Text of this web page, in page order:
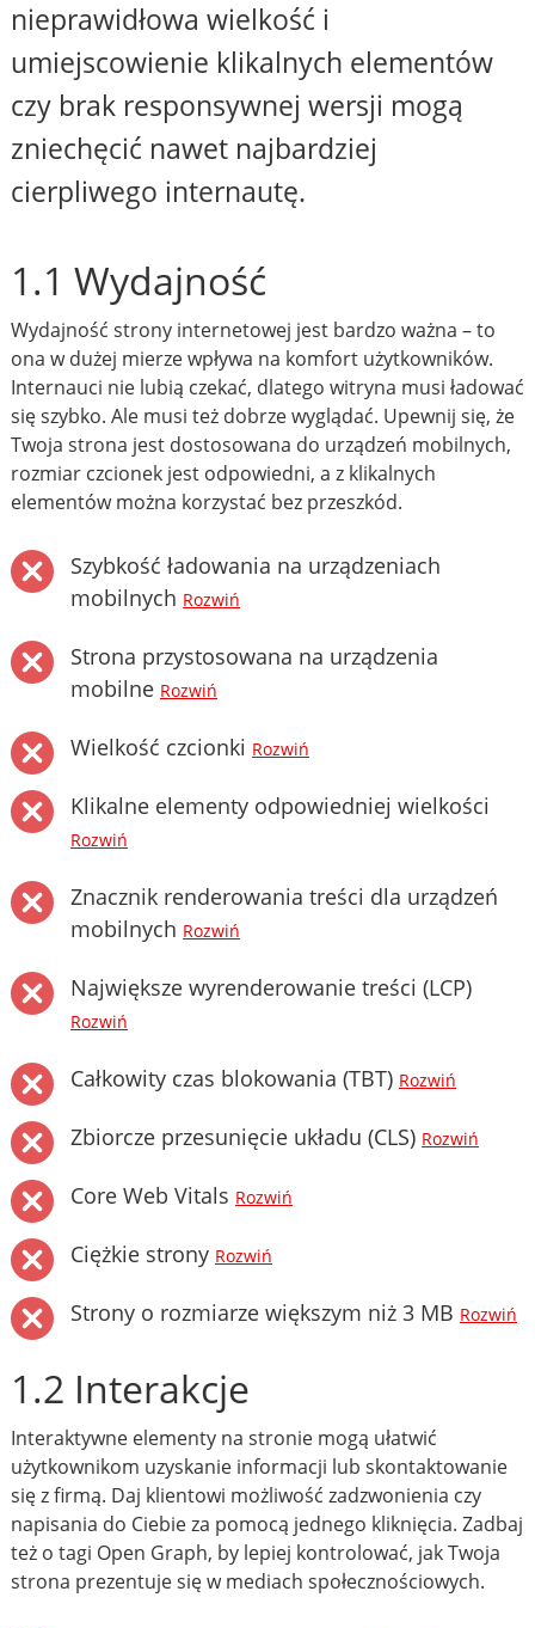
nieprawidłowa wielkość i
umiejscowienie klikalnych elementów
czy brak responsywnej wersji mogą
zniechęcić nawet najbardziej
cierpliwego internautę.
1.1 Wydajność
Wydajność strony internetowej jest bardzo ważna – to
ona w dużej mierze wpływa na komfort użytkowników.
Internauci nie lubią czekać, dlatego witryna musi ładować
się szybko. Ale musi też dobrze wyglądać. Upewnij się, że
Twoja strona jest dostosowana do urządzeń mobilnych,
rozmiar czcionek jest odpowiedni, a z klikalnych
elementów można korzystać bez przeszkód.
Szybkość ładowania na urządzeniach
mobilnych Rozwiń
Strona przystosowana na urządzenia
mobilne Rozwiń
Wielkość czcionki Rozwiń
Klikalne elementy odpowiedniej wielkości
Rozwiń
Znacznik renderowania treści dla urządzeń
mobilnych Rozwiń
Największe wyrenderowanie treści (LCP)
Rozwiń
Całkowity czas blokowania (TBT) Rozwiń
Zbiorcze przesunięcie układu (CLS) Rozwiń
Core Web Vitals Rozwiń
Ciężkie strony Rozwiń
Strony o rozmiarze większym niż 3 MB Rozwiń
1.2 Interakcje
Interaktywne elementy na stronie mogą ułatwić
użytkownikom uzyskanie informacji lub skontaktowanie
się z firmą. Daj klientowi możliwość zadzwonienia czy
napisania do Ciebie za pomocą jednego kliknięcia. Zadbaj
też o tagi Open Graph, by lepiej kontrolować, jak Twoja
strona prezentuje się w mediach społecznościowych.